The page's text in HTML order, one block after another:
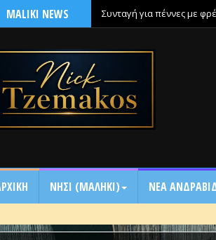
MALIKI NEWS Συνταγή για πέννες με
NΗΣΙ (ΜΑΛΗΚΙ) ΝΕΑ